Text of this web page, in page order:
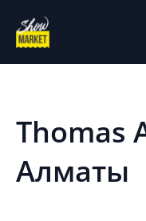
Thomas
Алматы